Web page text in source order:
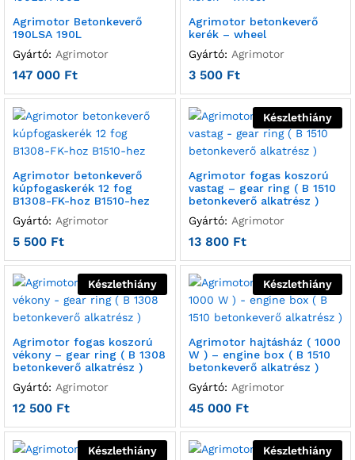
Agrimotor Betonkeverő
190LSA 190L
Gyártó: Agrimotor
147 000 Ft
Agrimotor betonkeverő
kerék – wheel
Gyártó: Agrimotor
3 500 Ft
Agrimotor betonkeverő
kúpfogaskerék 12 fog
B1308-FK-hoz B1510-hez
Gyártó: Agrimotor
5 500 Ft
Készlethiány
Agrimotor fogas koszorú
vastag – gear ring ( B 1510
betonkeverő alkatrész )
Gyártó: Agrimotor
13 800 Ft
Készlethiány
Agrimotor fogas koszorú
vékony – gear ring ( B 1308
betonkeverő alkatrész )
Gyártó: Agrimotor
12 500 Ft
Készlethiány
Agrimotor hajtásház ( 1000
W ) – engine box ( B 1510
betonkeverő alkatrész )
Gyártó: Agrimotor
45 000 Ft
Készlethiány Készlethiány